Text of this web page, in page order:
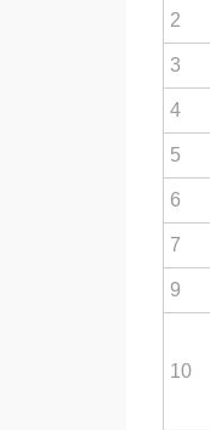
2
3
4
5
6
7
9
10